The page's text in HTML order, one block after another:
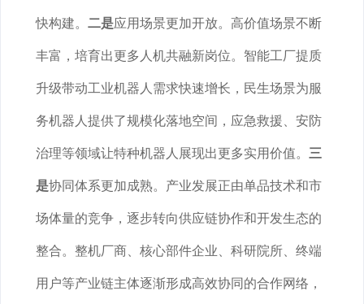
快构建。 二是应用场景更加开放。高价值场景不断
丰富，培育出更多人机共融新岗位。智能工厂提质
升级带动工业机器人需求快速增长，民生场景为服
务机器人提供了规模化落地空间，应急救援、安防
治理等领域让特种机器人展现出更多实用价值。 三
是协同体系更加成熟。产业发展正由单品技术和市
场体量的竞争，逐步转向供应链协作和开发生态的
整合。整机厂商、核心部件企业、科研院所、终端
用户等产业链主体逐渐形成高效协同的合作网络，